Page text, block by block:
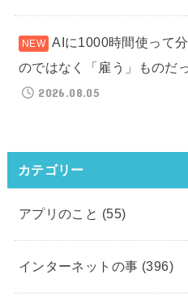
AIに1000時間使って
のではなく「雇う」ものだ
2026.08.05
カテゴリー
アプリのこと (55)
インターネットの事 (396)